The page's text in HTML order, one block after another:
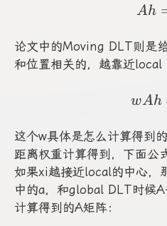
Ah
论文中的Moving DLT则是
和位置相关的，越靠近local
wAh
这个w具体是怎么计算得到
距离权重计算得到，下面公
如果xi越接近local的中心，
中的a，和global DLT时候
计算得到的A矩阵：